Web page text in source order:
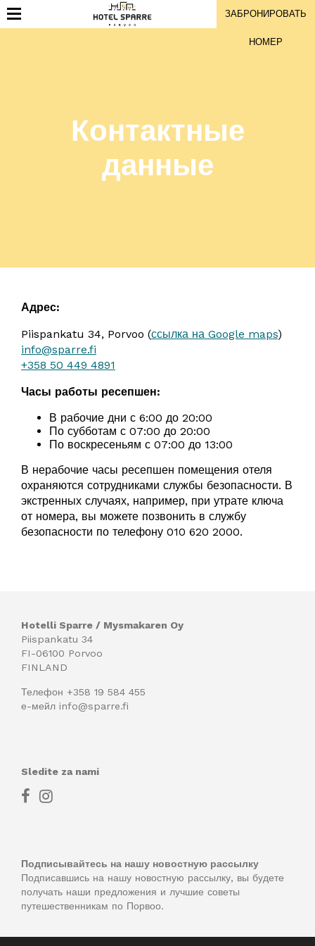
Контактные
данные
Адрес:
Piispankatu 34, Porvoo (ссылка на Google maps)
info@sparre.fi
+358 50 449 4891
Часы работы ресепшен:
В рабочие дни с 6:00 до 20:00
По субботам с 07:00 до 20:00
По воскресеньям с 07:00 до 13:00
В нерабочие часы ресепшен помещения отеля
охраняются сотрудниками службы безопасности. В
экстренных случаях, например, при утрате ключа
от номера, вы можете позвонить в службу
безопасности по телефону 010 620 2000.
Hotelli Sparre / Mysmakaren Oy
Piispankatu 34
FI-06100 Porvoo
FINLAND
Телефон +358 19 584 455
е-мейл info@sparre.fi
Sledite za nami
Подписывайтесь на нашу новостную рассылку
Подписавшись на нашу новостную рассылку, вы будете
получать наши предложения и лучшие советы
путешественникам по Порвоо.
ЗАБРОНИРОВАТЬ
НОМЕР